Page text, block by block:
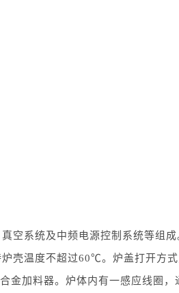
空系统及中频电源控制系统等组成
壳温度不超过60℃。炉盖打开方式
金加料器。炉体内有一感应线圈